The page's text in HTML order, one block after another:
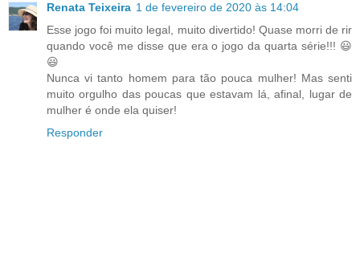
Renata Teixeira 1 de fevereiro de 2020 às 14:04
Esse jogo foi muito legal, muito divertido! Quase morri de rir
quando você me disse que era o jogo da quarta série!!! 😃
😃
Nunca vi tanto homem para tão pouca mulher! Mas senti
muito orgulho das poucas que estavam lá, afinal, lugar de
mulher é onde ela quiser!
Responder